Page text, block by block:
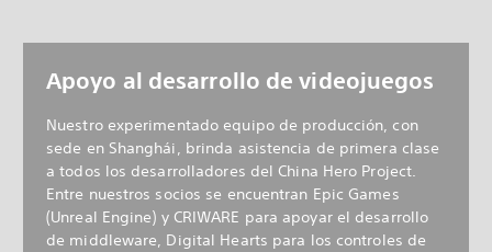
Apoyo al desarrollo de videojuegos
Nuestro experimentado equipo de producción, con
sede en Shanghái, brinda asistencia de primera clase
a todos los desarrolladores del China Hero Project.
Entre nuestros socios se encuentran Epic Games
(Unreal Engine) y CRIWARE para apoyar el desarrollo
de middleware, Digital Hearts para los controles de